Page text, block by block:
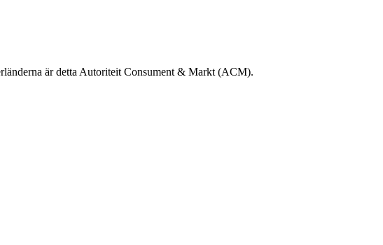
är detta Autoriteit Consument & Markt (ACM).